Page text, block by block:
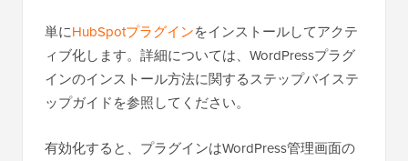
単にHubSpotプラグインをインストールしてアクテ
ィブ化します。詳細については、WordPressプラグ
インのインストール方法に関するステップバイステ
ップガイドを参照してください。
有効化すると、プラグインはWordPress管理画面の